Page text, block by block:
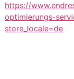
https://
optimierungs-
store_locale=de